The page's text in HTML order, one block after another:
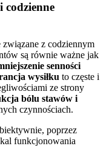
codzienne
z codziennym
są równie ważne jak
senności
wysiłku to częste i
ze strony
bólu stawów i
czynnościach.
poprzez
funkcjonowania